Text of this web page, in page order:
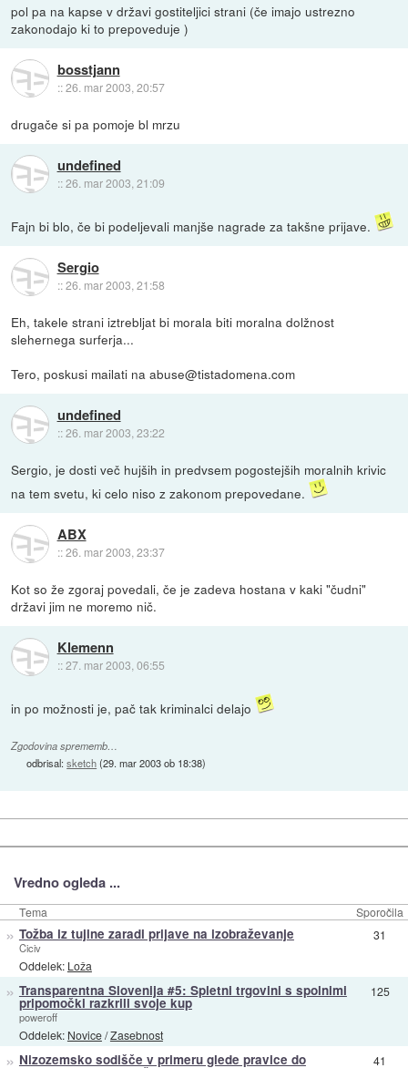
pol pa na kapse v državi gostiteljici strani (če imajo ustrezno
zakonodajo ki to prepoveduje )
bosstjann
::26. mar 2003, 20:57
drugače si pa pomoje bl mrzu
undefined
::26. mar 2003, 21:09
Fajn bi blo, če bi podeljevali manjše nagrade za takšne prijave.
Sergio
::26. mar 2003, 21:58
Eh, takele strani iztrebljat bi morala biti moralna dolžnost
slehernega surferja...
Tero, poskusi mailati na abuse@tistadomena.com
undefined
::26. mar 2003, 23:22
Sergio, je dosti več hujših in predvsem pogostejših moralnih krivic
na tem svetu, ki celo niso z zakonom prepovedane.
ABX
::26. mar 2003, 23:37
Kot so že zgoraj povedali, če je zadeva hostana v kaki "čudni"
državi jim ne moremo nič.
Klemenn
::27. mar 2003, 06:55
in po možnosti je, pač tak kriminalci delajo
Zgodovina sprememb…
odbrisal:sketch(29. mar 2003 ob 18:38)
Vredno ogleda ...
Tema Sporočila
» Tožba iz tujine zaradi prijave na izobraževanje
Ciciv
Oddelek: Loža
31
» Transparentna Slovenija #5: Spletni trgovini s spolnimi
pripomočki razkrili svoje kup
poweroff
Oddelek: Novice/Zasebnost
125
» Nizozemsko sodišče v primeru glede pravice do 41